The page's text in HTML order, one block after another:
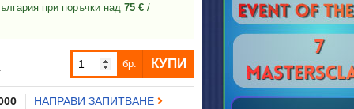
при поръчки над 75 € /
бр. КУПИ
НАПРАВИ ЗАПИТВАНЕ